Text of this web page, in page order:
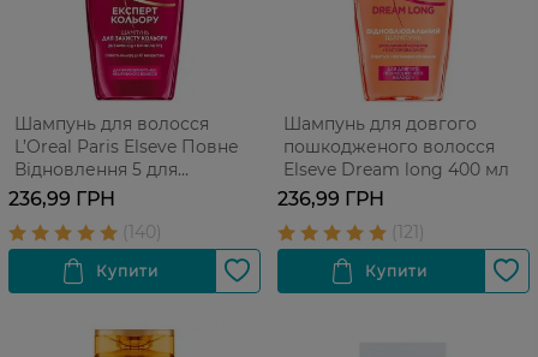
Шампунь для волосся
L’Oreal Paris Elseve Повне
Відновлення 5 для
пошкодженого волосся 400
236,99 ГРН
Шампунь для довгого
пошкодженого волосся
Elseve Dream long 400 мл
236,99 ГРН